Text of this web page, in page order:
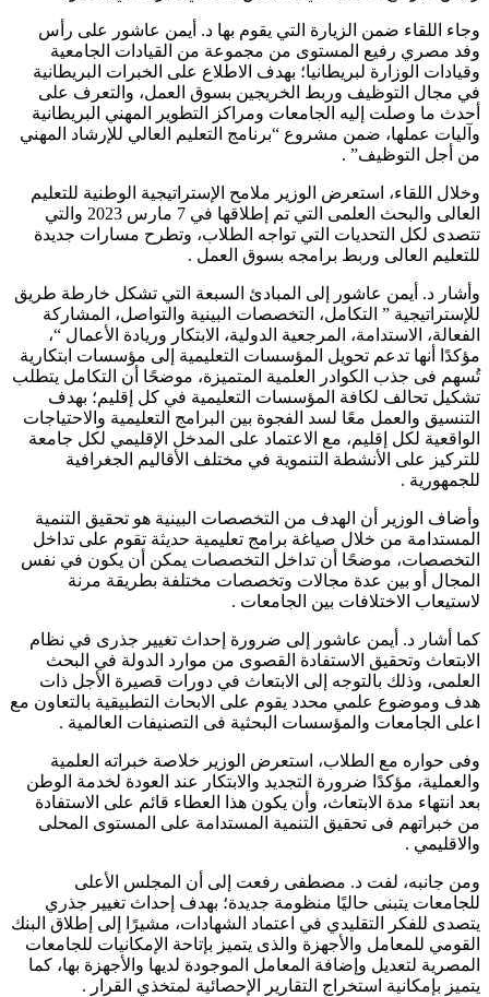
وجاء اللقاء ضمن الزيارة التي يقوم بها د. أيمن عاشور على رأس
وفد مصري رفيع المستوى من مجموعة من القيادات الجامعية
وقيادات الوزارة لبريطانيا؛ بهدف الاطلاع على الخبرات البريطانية
في مجال التوظيف وربط الخريجين بسوق العمل، والتعرف على
أحدث ما وصلت إليه الجامعات ومراكز التطوير المهني البريطانية
وآليات عملها، ضمن مشروع “برنامج التعليم العالي للإرشاد المهني
من أجل التوظيف” .
وخلال اللقاء، استعرض الوزير ملامح الإستراتيجية الوطنية للتعليم
العالى والبحث العلمى التي تم إطلاقها في 7 مارس 2023 والتي
تتصدى لكل التحديات التي تواجه الطلاب، وتطرح مسارات جديدة
للتعليم العالى وربط برامجه بسوق العمل .
وأشار د. أيمن عاشور إلى المبادئ السبعة التي تشكل خارطة طريق
للإستراتيجية ” التكامل، التخصصات البينية والتواصل، المشاركة
الفعالة، الاستدامة، المرجعية الدولية، الابتكار وريادة الأعمال “،
مؤكدًا أنها تدعم تحويل المؤسسات التعليمية إلى مؤسسات ابتكارية
تُسهم فى جذب الكوادر العلمية المتميزة، موضحًا أن التكامل يتطلب
تشكيل تحالف لكافة المؤسسات التعليمية في كل إقليم؛ بهدف
التنسيق والعمل معًا لسد الفجوة بين البرامج التعليمية والاحتياجات
الواقعية لكل إقليم، مع الاعتماد على المدخل الإقليمي لكل جامعة
للتركيز على الأنشطة التنموية في مختلف الأقاليم الجغرافية
للجمهورية .
وأضاف الوزير أن الهدف من التخصصات البينية هو تحقيق التنمية
المستدامة من خلال صياغة برامج تعليمية حديثة تقوم على تداخل
التخصصات، موضحًا أن تداخل التخصصات يمكن أن يكون في نفس
المجال أو بين عدة مجالات وتخصصات مختلفة بطريقة مرنة
لاستيعاب الاختلافات بين الجامعات .
كما أشار د. أيمن عاشور إلى ضرورة إحداث تغيير جذرى في نظام
الابتعاث وتحقيق الاستفادة القصوى من موارد الدولة في البحث
العلمى، وذلك بالتوجه إلى الابتعاث في دورات قصيرة الأجل ذات
هدف وموضوع علمي محدد يقوم على الابحاث التطبيقية بالتعاون مع
اعلى الجامعات والمؤسسات البحثية فى التصنيفات العالمية .
وفى حواره مع الطلاب، استعرض الوزير خلاصة خبراته العلمية
والعملية، مؤكدًا ضرورة التجديد والابتكار عند العودة لخدمة الوطن
بعد انتهاء مدة الابتعاث، وأن يكون هذا العطاء قائم على الاستفادة
من خبراتهم فى تحقيق التنمية المستدامة على المستوى المحلى
والاقليمي .
ومن جانبه، لفت د. مصطفى رفعت إلى أن المجلس الأعلى
للجامعات يتبنى حاليًا منظومة جديدة؛ بهدف إحداث تغيير جذري
يتصدى للفكر التقليدي في اعتماد الشهادات، مشيرًا إلى إطلاق البنك
القومي للمعامل والأجهزة والذى يتميز بإتاحة الإمكانيات للجامعات
المصرية لتعديل وإضافة المعامل الموجودة لديها والأجهزة بها، كما
يتميز بإمكانية استخراج التقارير الإحصائية لمتخذي القرار .